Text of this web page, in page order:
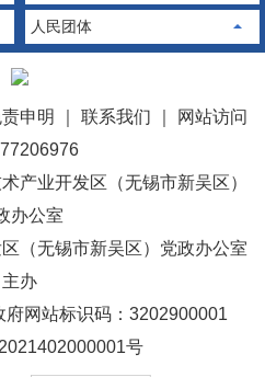
人民团体
申明 联系我们
网站访问
产业开发区（无锡市新吴区）
办公室
（无锡市新吴区）党政办公室
主办
府网站标识码：3202900001
号